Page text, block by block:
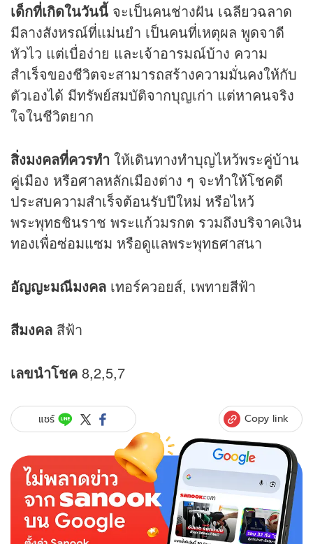
เด็กที่เกิดในวันนี้ จะเป็นคนช่างฝัน เฉลียวฉลาด
มีลางสังหรณ์ที่แม่นยำ เป็นคนที่เหตุผล พูดจาดี
หัวไว แต่เบื่อง่าย และเจ้าอารมณ์บ้าง ความ
สำเร็จของชีวิตจะสามารถสร้างความมั่นคงให้กับ
ตัวเองได้ มีทรัพย์สมบัติจากบุญเก่า แต่หาคนจริง
ใจในชีวิตยาก
สิ่งมงคลที่ควรทำ ให้เดินทางทำบุญไหว้พระคู่บ้าน
คู่เมือง หรือศาลหลักเมืองต่าง ๆ จะทำให้โชคดี
ประสบความสำเร็จต้อนรับปีใหม่ หรือไหว้
พระพุทธชินราช พระแก้วมรกต รวมถึงบริจาคเงิน
ทองเพื่อซ่อมแซม หรือดูแลพระพุทธศาสนา
อัญญะมณีมงคล เทอร์ควอยส์, เพทายสีฟ้า
สีมงคล สีฟ้า
เลขนำโชค 8,2,5,7
แชร์ Copy link